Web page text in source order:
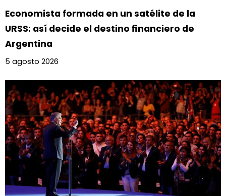
Economista formada en un satélite de la
URSS: así decide el destino financiero de
Argentina
5 agosto 2026